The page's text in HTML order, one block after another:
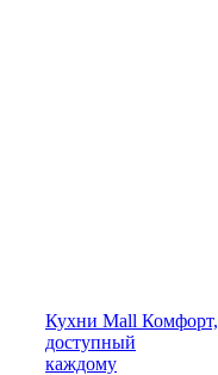
Кухни Mall Комфорт,
доступный
каждому